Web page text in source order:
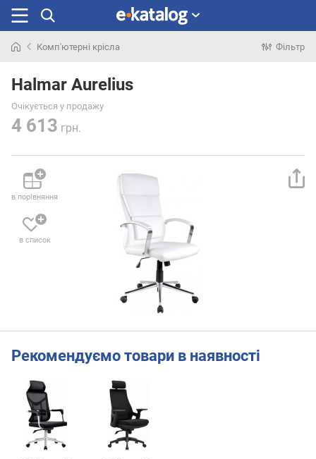
раніше
Комп'ютерні крісла Фільтр
Halmar Aurelius
Очікується у продажу
4 613 грн.
в порівняння
в список
Рекомендуємо товари в наявності